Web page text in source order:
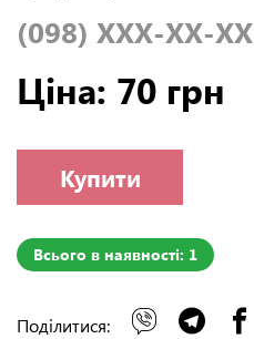
(098) XXX-XX-XX
Ціна: 70 грн
Купити
Всього в наявності: 1
Поділитися: